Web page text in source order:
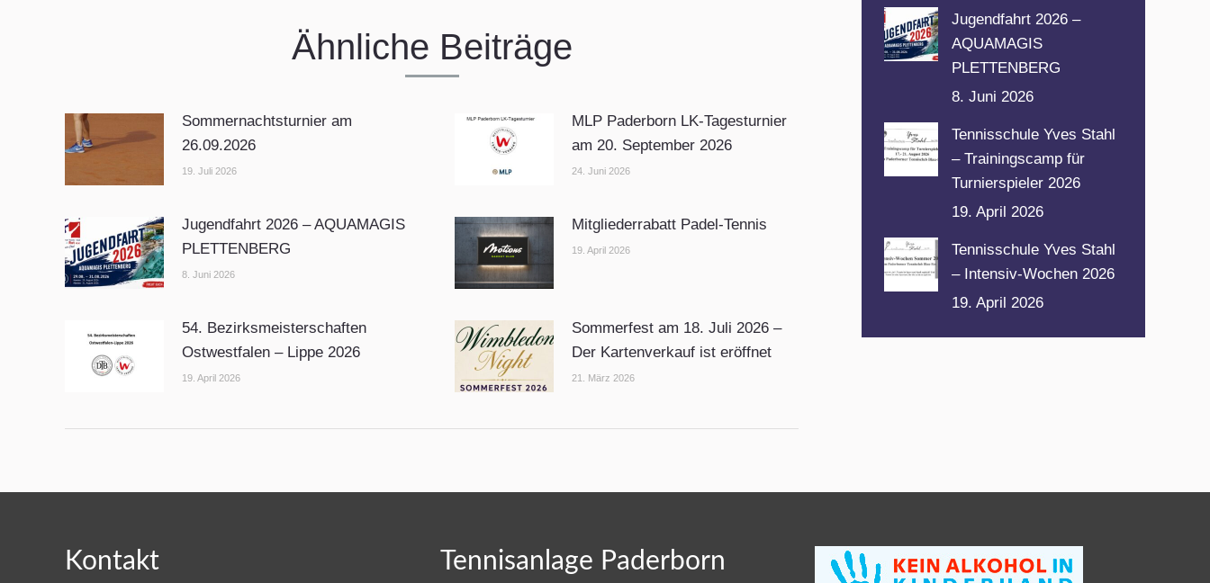
Ähnliche Beiträge
Sommernachtsturnier am
26.09.2026
19. Juli 2026
MLP Paderborn LK-Tagesturnier
am 20. September 2026
24. Juni 2026
Jugendfahrt 2026 – AQUAMAGIS
PLETTENBERG
8. Juni 2026
Mitgliederrabatt Padel-Tennis
19. April 2026
54. Bezirksmeisterschaften
Ostwestfalen – Lippe 2026
19. April 2026
Sommerfest am 18. Juli 2026 –
Der Kartenverkauf ist eröffnet
21. März 2026
Jugendfahrt 2026 –
AQUAMAGIS
PLETTENBERG
8. Juni 2026
Tennisschule Yves Stahl
– Trainingscamp für
Turnierspieler 2026
19. April 2026
Tennisschule Yves Stahl
– Intensiv-Wochen 2026
19. April 2026
Kontakt Tennisanlage Paderborn